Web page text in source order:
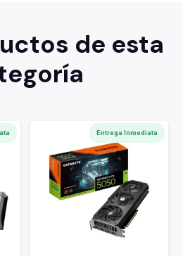
de esta
Entrega Inmediata